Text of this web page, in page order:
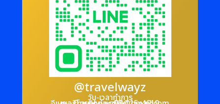
@travelwayz
วัน-เวลาทำการ